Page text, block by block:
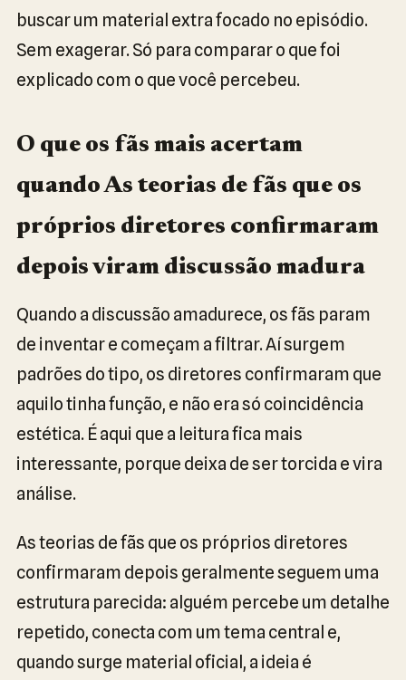
buscar um material extra focado no episódio.
Sem exagerar. Só para comparar o que foi
explicado com o que você percebeu.
O que os fãs mais acertam
quando As teorias de fãs que os
próprios diretores confirmaram
depois viram discussão madura
Quando a discussão amadurece, os fãs param
de inventar e começam a filtrar. Aí surgem
padrões do tipo, os diretores confirmaram que
aquilo tinha função, e não era só coincidência
estética. É aqui que a leitura fica mais
interessante, porque deixa de ser torcida e vira
análise.
As teorias de fãs que os próprios diretores
confirmaram depois geralmente seguem uma
estrutura parecida: alguém percebe um detalhe
repetido, conecta com um tema central e,
quando surge material oficial, a ideia é